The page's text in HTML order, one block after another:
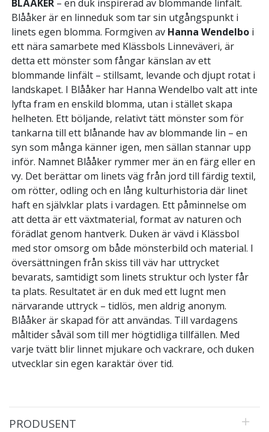
BLÅÅKER – en duk inspirerad av blommande linfält.
Blååker är en linneduk som tar sin utgångspunkt i
linets egen blomma. Formgiven av Hanna Wendelbo i
ett nära samarbete med Klässbols Linneväveri, är
detta ett mönster som fångar känslan av ett
blommande linfält – stillsamt, levande och djupt rotat i
landskapet. I Blååker har Hanna Wendelbo valt att inte
lyfta fram en enskild blomma, utan i stället skapa
helheten. Ett böljande, relativt tätt mönster som för
tankarna till ett blånande hav av blommande lin – en
syn som många känner igen, men sällan stannar upp
inför. Namnet Blååker rymmer mer än en färg eller en
vy. Det berättar om linets väg från jord till färdig textil,
om rötter, odling och en lång kulturhistoria där linet
haft en självklar plats i vardagen. Ett påminnelse om
att detta är ett växtmaterial, format av naturen och
förädlat genom hantverk. Duken är vävd i Klässbol
med stor omsorg om både mönsterbild och material. I
översättningen från skiss till väv har uttrycket
bevarats, samtidigt som linets struktur och lyster får
ta plats. Resultatet är en duk med ett lugnt men
närvarande uttryck – tidlös, men aldrig anonym.
Blååker är skapad för att användas. Till vardagens
måltider såväl som till mer högtidliga tillfällen. Med
varje tvätt blir linnet mjukare och vackrare, och duken
utvecklar sin egen karaktär över tid.
PRODUSENT